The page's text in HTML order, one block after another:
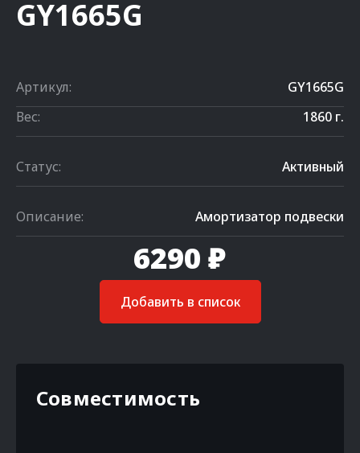
GY1665G
Артикул:
GY1665G
Вес:
1860 г.
Статус: Активный
Описание: Амортизатор подвески
6290 ₽
Добавить в список
Совместимость